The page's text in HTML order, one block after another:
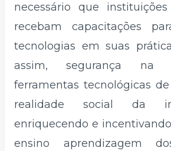
necessário que
recebam capacitações
tecnologias em suas
assim, segurança na
ferramentas tecnológicas
realidade social da
enriquecendo e
ensino aprendizagem